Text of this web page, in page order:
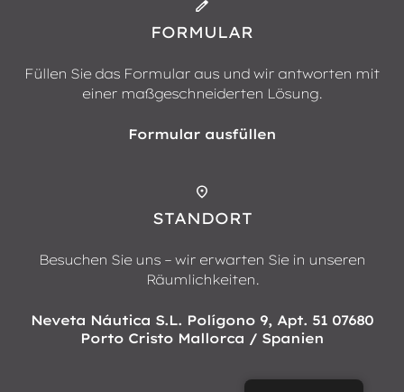
FORMULAR
Füllen Sie das Formular aus und wir antworten mit
einer maßgeschneiderten Lösung.
Formular ausfüllen
STANDORT
Besuchen Sie uns – wir erwarten Sie in unseren
Räumlichkeiten.
Neveta Náutica S.L. Polígono 9, Apt. 51 07680
Porto Cristo Mallorca / Spanien